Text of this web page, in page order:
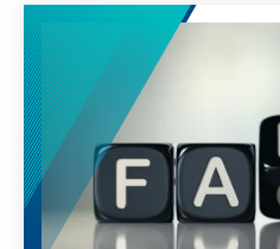
Herausforderungen
Ein institutionelles
hinreichende
Wirtschafts- und
das Haftungsprinzip
Notfallwerkzeuge für
bereithält.